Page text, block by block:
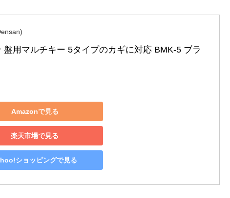
盤用マルチキー 5タイプのカギに対応 BMK-5 ブラ
Amazonで見る
楽天市場で見る
ショッピングで見る